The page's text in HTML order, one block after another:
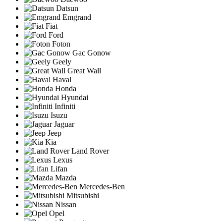
Datsun
Emgrand
Fiat
Ford
Foton
Gac Gonow
Geely
Great Wall
Haval
Honda
Hyundai
Infiniti
Isuzu
Jaguar
Jeep
Kia
Land Rover
Lexus
Lifan
Mazda
Mercedes-Ben
Mitsubishi
Nissan
Opel